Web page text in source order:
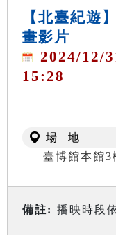
【北臺紀遊
畫影片
2024/12/
15:28
場 地
臺博館本館3
備註: 播映時段